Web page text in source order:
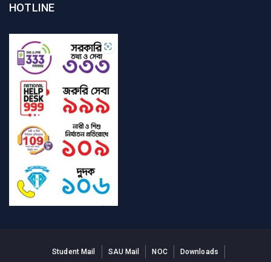
HOTLINE
Student Mail SAU Mail NOC Downloads